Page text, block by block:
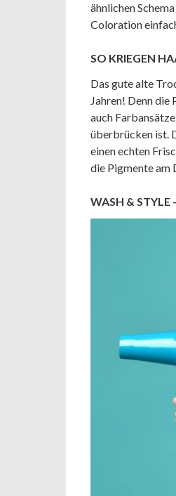
ähnlichen
Coloration
SO KRIEGEN
Das gute alte
Jahren! Denn die
auch
überbrücken ist.
einen echten
die Pigmente am
WASH & STYLE